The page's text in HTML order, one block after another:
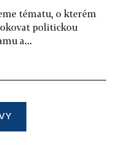
tématu, o kterém
politickou
a...